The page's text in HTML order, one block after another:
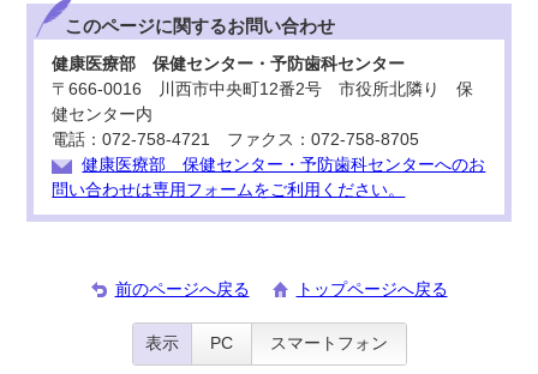
このページに関するお問い合わせ
健康医療部 保健センター・予防歯科センター
〒666-0016 川西市中央町12番2号 市役所北隣り 保
健センター内
電話：072-758-4721 ファクス：072-758-8705
健康医療部 保健センター・予防歯科センターへのお
問い合わせは専用フォームをご利用ください。
前のページへ戻る トップページへ戻る
表示 PC スマートフォン